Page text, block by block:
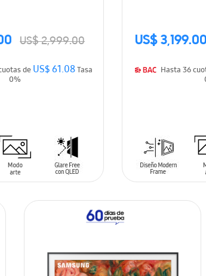
US$ 2,999.00
36 cuotas deUS$ 61.08Tasa
0%
US$ 3,199.00
Hasta